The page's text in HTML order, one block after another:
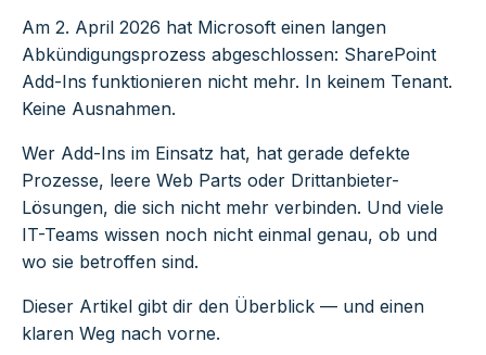
Am 2. April 2026 hat Microsoft einen langen
Abkündigungsprozess abgeschlossen: SharePoint
Add-Ins funktionieren nicht mehr. In keinem Tenant.
Keine Ausnahmen.
Wer Add-Ins im Einsatz hat, hat gerade defekte
Prozesse, leere Web Parts oder Drittanbieter-
Lösungen, die sich nicht mehr verbinden. Und viele
IT-Teams wissen noch nicht einmal genau, ob und
wo sie betroffen sind.
Dieser Artikel gibt dir den Überblick — und einen
klaren Weg nach vorne.